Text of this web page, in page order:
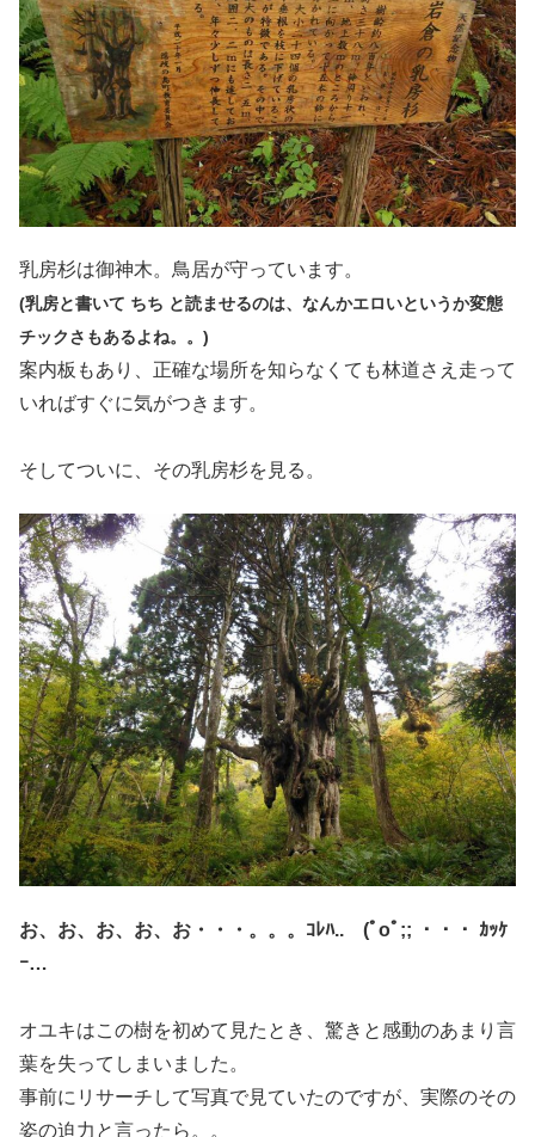
乳房杉は御神木。鳥居が守っています。
(乳房と書いて ちち と読ませるのは、なんかエロいというか変態
チックさもあるよね。。)
案内板もあり、正確な場所を知らなくても林道さえ走って
いればすぐに気がつきます。
そしてついに、その乳房杉を見る。
お、お、お、お、お・・・。。。ｺﾚﾊ.. (ﾟoﾟ;; ・・・ ｶｯｹ
ｰ…
オユキはこの樹を初めて見たとき、驚きと感動のあまり言
葉を失ってしまいました。
事前にリサーチして写真で見ていたのですが、実際のその
姿の迫力と言ったら。。